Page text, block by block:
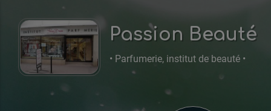
Passion Beauté
• Parfumerie, institut de beauté •